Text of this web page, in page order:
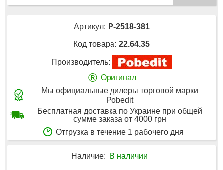
Артикул: P-2518-381
Код товара: 22.64.35
Производитель:
® Оригинал
Мы официальные дилеры торговой марки
Pobedit
Бесплатная доставка по Украине при общей
сумме заказа от 4000 грн
Отгрузка в течение 1 рабочего дня
Наличие: В наличии